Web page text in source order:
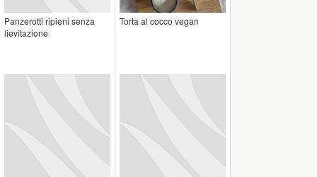
Panzerotti ripieni senza
lievitazione
Torta al cocco vegan